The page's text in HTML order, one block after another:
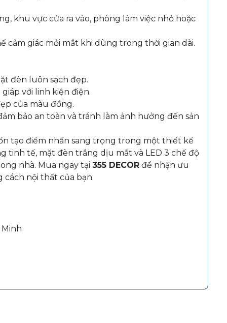
khu vực cửa ra vào, phòng làm việc nhỏ hoặc
cảm giác mỏi mắt khi dùng trong thời gian dài.
đèn luôn sạch đẹp.
với linh kiện điện.
của màu đồng.
bảo an toàn và tránh làm ảnh hưởng đến sản
tạo điểm nhấn sang trọng trong một thiết kế
tinh tế, mặt đèn trắng dịu mắt và LED 3 chế độ
nhà. Mua ngay tại 355 DECORđể nhận ưu
nội thất của bạn.